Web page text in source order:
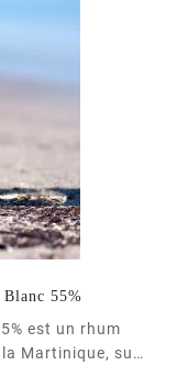
55%
Martinique, sur